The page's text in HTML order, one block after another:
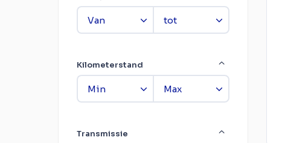
Kilometerstand
Transmissie